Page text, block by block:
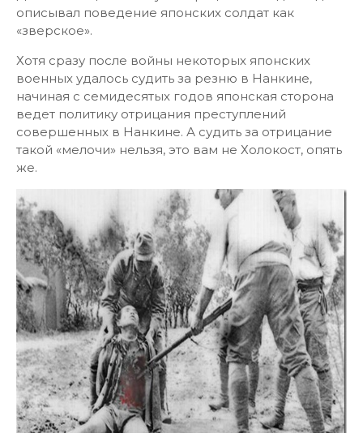
описывал поведение японских солдат как
«зверское».
Хотя сразу после войны некоторых японских
военных удалось судить за резню в Нанкине,
начиная с семидесятых годов японская сторона
ведет политику отрицания преступлений
совершенных в Нанкине. А судить за отрицание
такой «мелочи» нельзя, это вам не Холокост, опять
же.